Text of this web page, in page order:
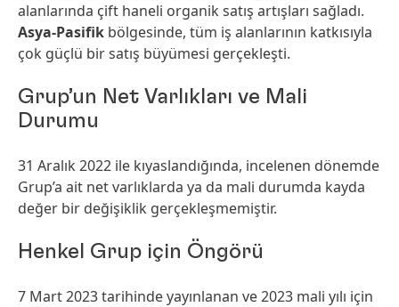
alanlarında çift haneli organik satış artışları sağladı.
Asya-Pasifik bölgesinde, tüm iş alanlarının katkısıyla
çok güçlü bir satış büyümesi gerçekleşti.
Grup’un Net Varlıkları ve Mali
Durumu
31 Aralık 2022 ile kıyaslandığında, incelenen dönemde
Grup’a ait net varlıklarda ya da mali durumda kayda
değer bir değişiklik gerçekleşmemiştir.
Henkel Grup için Öngörü
7 Mart 2023 tarihinde yayınlanan ve 2023 mali yılı için